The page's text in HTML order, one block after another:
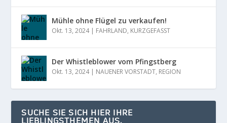
Mühle ohne Flügel zu verkaufen!
Okt. 13, 2024| FAHRLAND, KURZGEFASST
Der Whistleblower vom Pfingstberg
Okt. 13, 2024| NAUENER VORSTADT, REGION
SUCHE SIE SICH HIER IHRE
LIEBLINGSTHEMEN AUS.